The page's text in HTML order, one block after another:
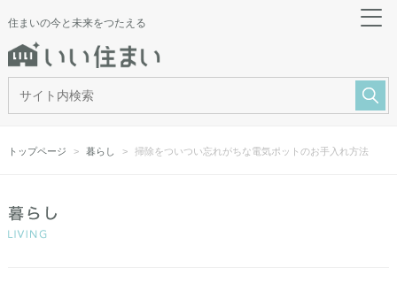
住まいの今と未来をつたえる
トップページ 暮らし 掃除をついつい忘れがちな電気ポットのお手入れ方法